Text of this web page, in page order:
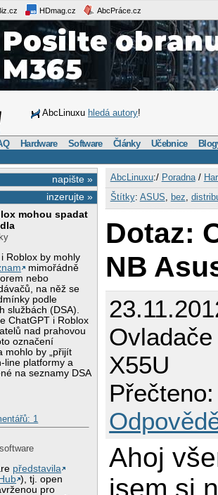
HDmag.cz AbcPráce.cz
AbcLinuxu hledá autory!
Hardware Software Články Učebnice
napište »
inzerujte »
mohou spadat
Roblox by mohly
mimořádně
nebo
na něž se
podle
službách (DSA).
ChatGPT i Roblox
nad prahovou
označení
mohlo by „přijít
line platformy a
na seznamy DSA
1
představila
), tj. open
pro
AbcLinuxu:/ Poradna/
Štítky: ASUS bez
Dotaz:
NB
X55U
Ahoj
jsem si